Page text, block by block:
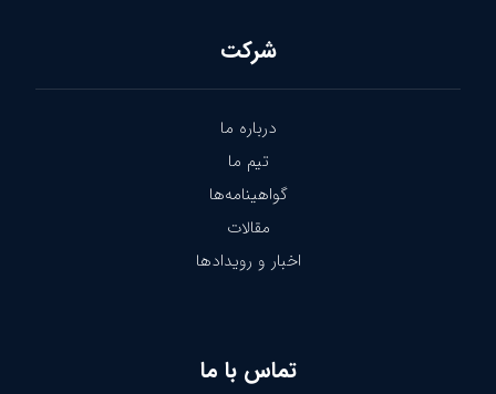
شرکت
درباره ما
تیم ما
گواهینامه‌ها
مقالات
اخبار و رویدادها
تماس با ما